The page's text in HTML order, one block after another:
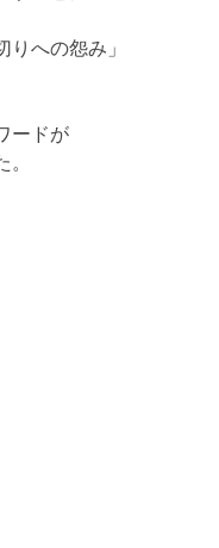
りへの怨み」
ードが
。